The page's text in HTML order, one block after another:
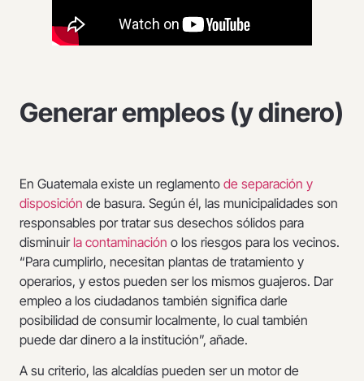
Generar empleos (y dinero)
En Guatemala existe un reglamento de separación y
disposición de basura. Según él, las municipalidades son
responsables por tratar sus desechos sólidos para
disminuirla contaminación o los riesgos para los vecinos.
“Para cumplirlo, necesitan plantas de tratamiento y
operarios, y estos pueden ser los mismos guajeros. Dar
empleo a los ciudadanos también significa darle
posibilidad de consumir localmente, lo cual también
puede dar dinero a la institución”, añade.
A su criterio, las alcaldías pueden ser un motor de